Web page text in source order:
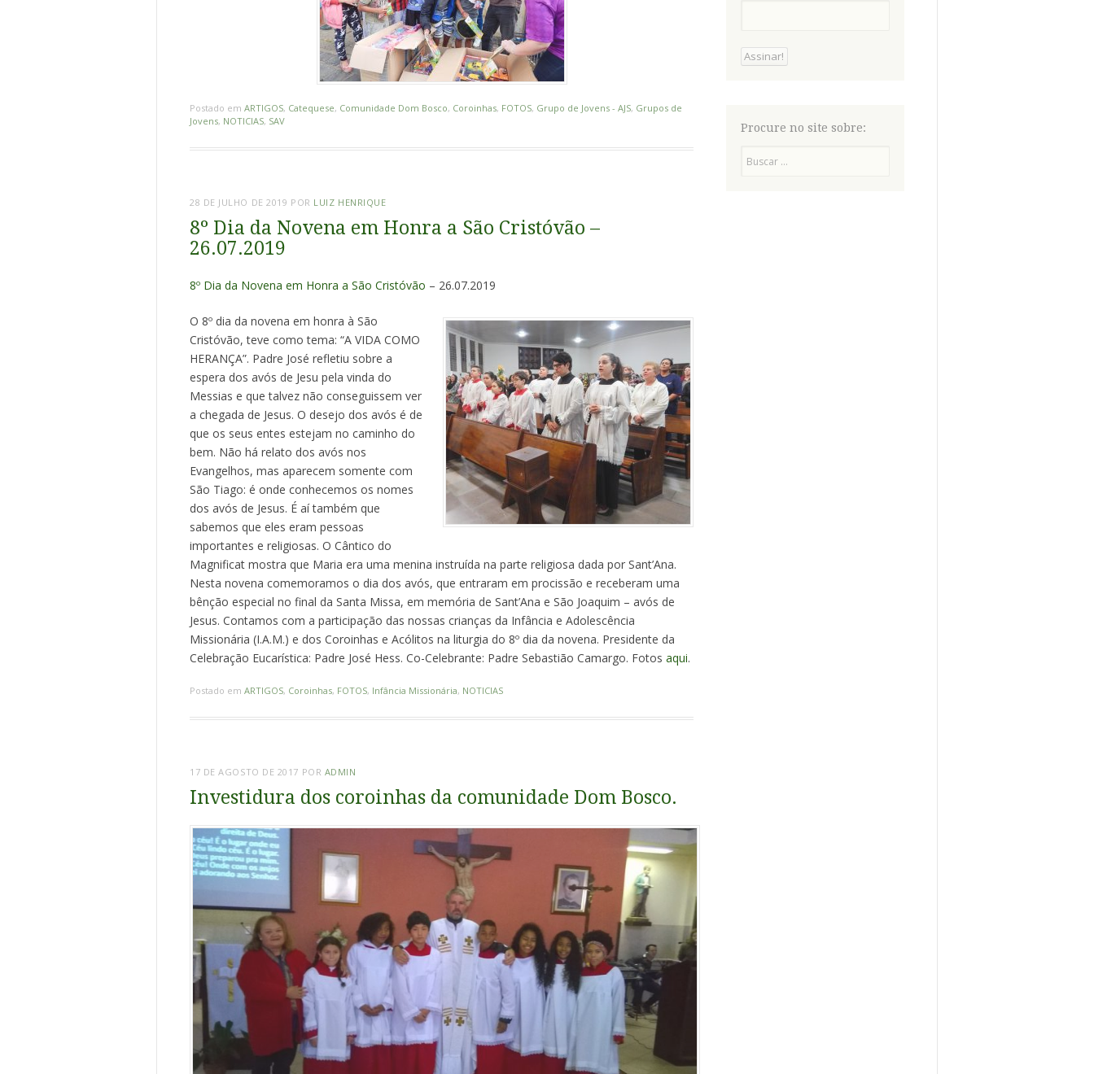
Postado em ARTIGOS, Catequese, Comunidade Dom Bosco, Coroinhas, FOTOS, Grupo de Jovens - AJS, Grupos de
Jovens, NOTICIAS, SAV
28 DE JULHO DE 2019 POR LUIZ HENRIQUE
8º Dia da Novena em Honra a São Cristóvão –
26.07.2019
8º Dia da Novena em Honra a São Cristóvão – 26.07.2019
O 8º dia da novena em honra à São
Cristóvão, teve como tema: “A VIDA COMO
HERANÇA”. Padre José refletiu sobre a
espera dos avós de Jesu pela vinda do
Messias e que talvez não conseguissem ver
a chegada de Jesus. O desejo dos avós é de
que os seus entes estejam no caminho do
bem. Não há relato dos avós nos
Evangelhos, mas aparecem somente com
São Tiago: é onde conhecemos os nomes
dos avós de Jesus. É aí também que
sabemos que eles eram pessoas
importantes e religiosas. O Cântico do
Magnificat mostra que Maria era uma menina instruída na parte religiosa dada por Sant’Ana.
Nesta novena comemoramos o dia dos avós, que entraram em procissão e receberam uma
bênção especial no final da Santa Missa, em memória de Sant’Ana e São Joaquim – avós de
Jesus. Contamos com a participação das nossas crianças da Infância e Adolescência
Missionária (I.A.M.) e dos Coroinhas e Acólitos na liturgia do 8º dia da novena. Presidente da
Celebração Eucarística: Padre José Hess. Co-Celebrante: Padre Sebastião Camargo. Fotos aqui.
Postado em ARTIGOS, Coroinhas, FOTOS, Infância Missionária, NOTICIAS
17 DE AGOSTO DE 2017 POR ADMIN
Investidura dos coroinhas da comunidade Dom Bosco.
Procure no site sobre: